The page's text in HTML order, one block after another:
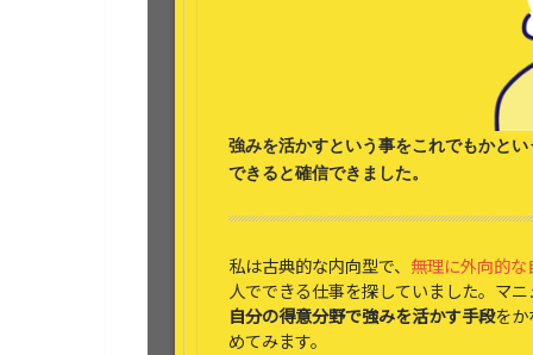
強みを活かすという事をこれでもかと
できると確信できました。
私は古典的な内向型で、 無理に外向的
人でできる仕事を探していました。マ
自分の得意分野で強みを活かす手段を
めてみます。